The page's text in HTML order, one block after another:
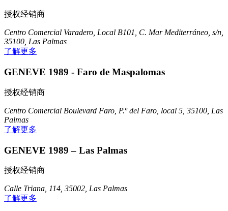
授权经销商
Centro Comercial Varadero, Local B101, C. Mar Mediterráneo, s/n,
35100, Las Palmas
了解更多
GENEVE 1989 - Faro de Maspalomas
授权经销商
Centro Comercial Boulevard Faro, P.º del Faro, local 5, 35100, Las
Palmas
了解更多
GENEVE 1989 – Las Palmas
授权经销商
Calle Triana, 114, 35002, Las Palmas
了解更多